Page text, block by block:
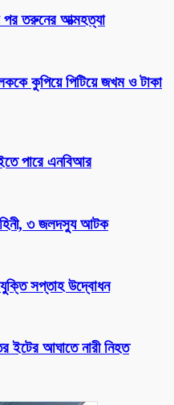
পর তরুনের আত্মহত্যা
কুপিয়ে পিটিয়ে জখম ও টাকা
পারে এনবিআর
৩ জলদস্যু আটক
সপ্তাহ উদ্বোধন
ইটের আঘাতে নারী নিহত